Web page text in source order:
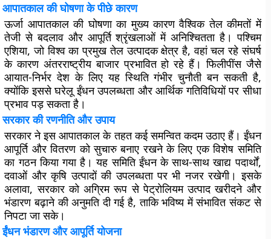
आपातकाल की घोषणा के पीछे कारण
ऊर्जा आपातकाल की घोषणा का मुख्य कारण वैश्विक तेल कीमतों में
तेजी से बदलाव और आपूर्ति श्रृंखलाओं में अनिश्चितता है। पश्चिम
एशिया, जो विश्व का प्रमुख तेल उत्पादक क्षेत्र है, वहां चल रहे संघर्ष
के कारण अंतरराष्ट्रीय बाजार प्रभावित हो रहे हैं। फिलीपींस जैसे
आयात-निर्भर देश के लिए यह स्थिति गंभीर चुनौती बन सकती है,
क्योंकि इससे घरेलू ईंधन उपलब्धता और आर्थिक गतिविधियों पर सीधा
प्रभाव पड़ सकता है।
सरकार की रणनीति और उपाय
सरकार ने इस आपातकाल के तहत कई समन्वित कदम उठाए हैं। ईंधन
आपूर्ति और वितरण को सुचारु बनाए रखने के लिए एक विशेष समिति
का गठन किया गया है। यह समिति ईंधन के साथ-साथ खाद्य पदार्थों,
दवाओं और कृषि उत्पादों की उपलब्धता पर भी नजर रखेगी। इसके
अलावा, सरकार को अग्रिम रूप से पेट्रोलियम उत्पाद खरीदने और
भंडारण बढ़ाने की अनुमति दी गई है, ताकि भविष्य में संभावित संकट से
निपटा जा सके।
ईंधन भंडारण और आपूर्ति योजना